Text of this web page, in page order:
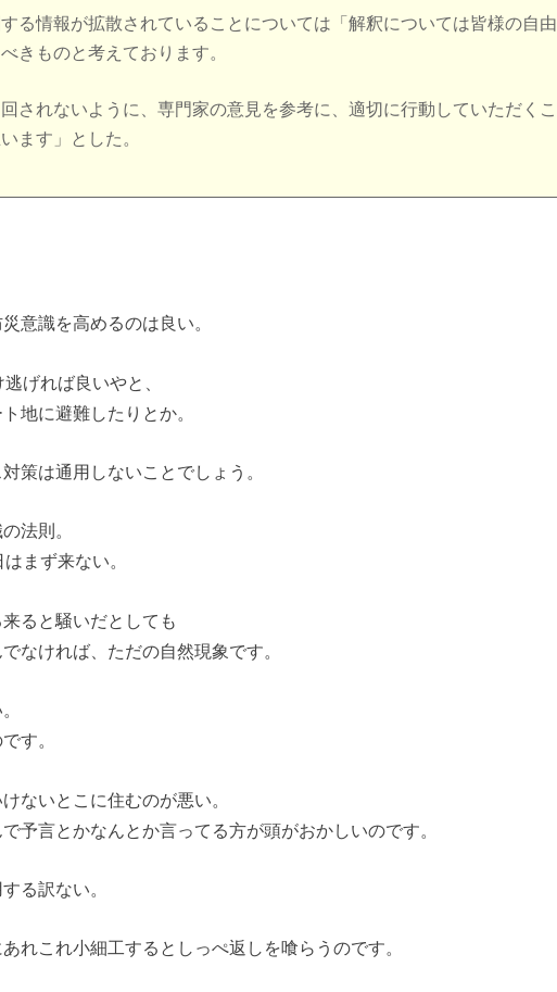
る情報が拡散されていることについては「解釈については皆様の自由
きものと考えております。
されないように、専門家の意見を参考に、適切に行動していただくこ
ます」とした。
意識を高めるのは良い。
げれば良いやと、
地に避難したりとか。
策は通用しないことでしょう。
法則。
まず来ない。
ると騒いだとしても
なければ、ただの自然現象です。
す。
ないとこに住むのが悪い。
予言とかなんとか言ってる方が頭がおかしいのです。
る訳ない。
れこれ小細工するとしっぺ返しを喰らうのです。